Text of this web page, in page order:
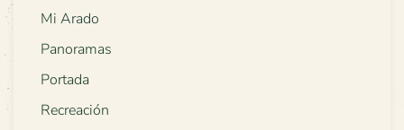
Mi Arado
Panoramas
Portada
Recreación